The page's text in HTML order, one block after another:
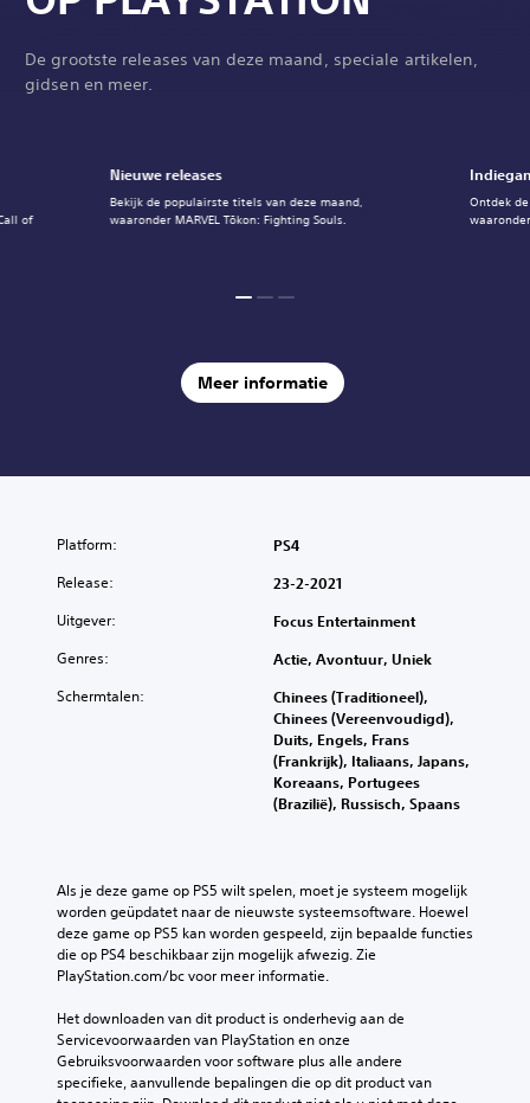
De grootste releases van deze maand, speciale artikelen,
gidsen en meer.
Nieuwe releases
Bekijk de populairste titels van deze maand,
waaronder MARVEL Tōkon: Fighting Souls.
Ontdek
of
Meer informatie
Platform: PS4
Release: 23-2-2021
Uitgever: Focus Entertainment
Genres: Actie, Avontuur, Uniek
Schermtalen:
Chinees (Traditioneel),
Chinees (Vereenvoudigd),
Duits, Engels, Frans
(Frankrijk), Italiaans, Japans,
Koreaans, Portugees
(Brazilië), Russisch, Spaans
Als je deze game op PS5 wilt spelen, moet je systeem mogelijk
worden geüpdatet naar de nieuwste systeemsoftware. Hoewel
deze game op PS5 kan worden gespeeld, zijn bepaalde functies
die op PS4 beschikbaar zijn mogelijk afwezig. Zie
PlayStation.com/bc voor meer informatie.
Het downloaden van dit product is onderhevig aan de
Servicevoorwaarden van PlayStation en onze
Gebruiksvoorwaarden voor software plus alle andere
specifieke, aanvullende bepalingen die op dit product van